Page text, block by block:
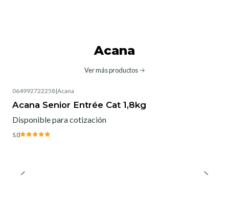
Acana
Ver más productos
064992722258|Acana
Acana Senior Entrée Cat 1,8kg
Disponible para cotización
5.0